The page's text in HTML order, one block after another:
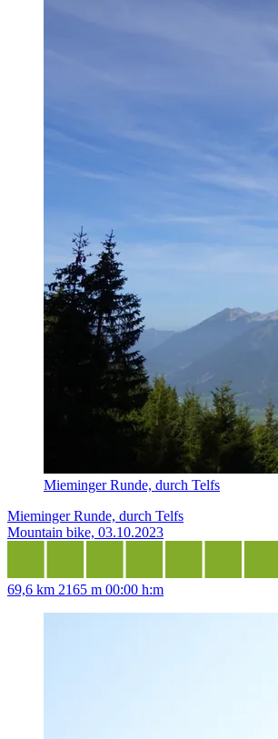
Mieminger Runde, durch Telfs
Mieminger Runde, durch Telfs
Mountain bike, 03.10.2023
69,6 km 2165 m 00:00 h:m